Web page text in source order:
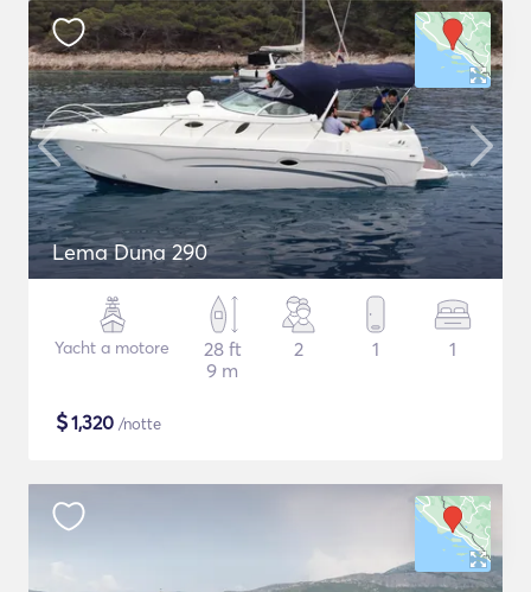
Lema Duna 290
Yacht a motore
28 ft
9 m
2 1 1
$1,320 /notte